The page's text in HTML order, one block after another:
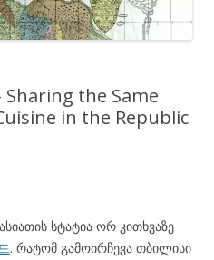
the Same
in the Republic
სტატია ორ კითხვაზე
. რატომ გამოირჩევა თბილისი